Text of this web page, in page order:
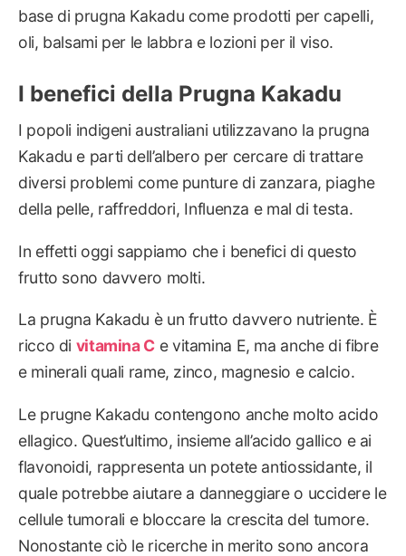
base di prugna Kakadu come prodotti per capelli,
oli, balsami per le labbra e lozioni per il viso.
I benefici della Prugna Kakadu
I popoli indigeni australiani utilizzavano la prugna
Kakadu e parti dell’albero per cercare di trattare
diversi problemi come punture di zanzara, piaghe
della pelle, raffreddori, Influenza e mal di testa.
In effetti oggi sappiamo che i benefici di questo
frutto sono davvero molti.
La prugna Kakadu è un frutto davvero nutriente. È
ricco di vitamina C e vitamina E, ma anche di fibre
e minerali quali rame, zinco, magnesio e calcio.
Le prugne Kakadu contengono anche molto acido
ellagico. Quest’ultimo, insieme all’acido gallico e ai
flavonoidi, rappresenta un potete antiossidante, il
quale potrebbe aiutare a danneggiare o uccidere le
cellule tumorali e bloccare la crescita del tumore.
Nonostante ciò le ricerche in merito sono ancora